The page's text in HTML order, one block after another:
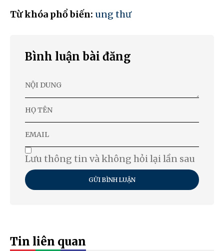
Từ khóa phổ biến: ung thư
Bình luận bài đăng
Lưu thông tin và không hỏi lại lần sau
GỬI BÌNH LUẬN
Tin liên quan